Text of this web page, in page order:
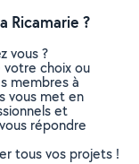
Ricamarie ?
vous ?
choix ou
membres à
vous met en
et
répondre
tous vos projets !